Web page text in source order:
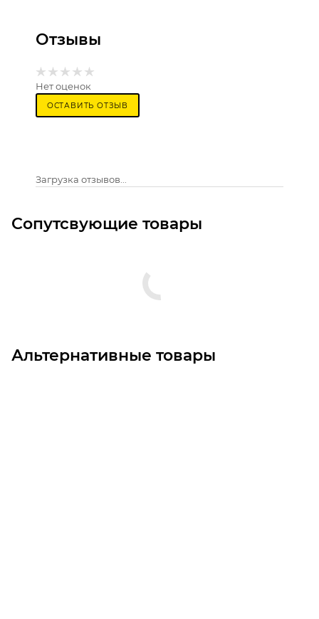
Отзывы
Нет оценок
ОСТАВИТЬ ОТЗЫВ
Загрузка отзывов...
Сопутсвующие товары
Альтернативные товары